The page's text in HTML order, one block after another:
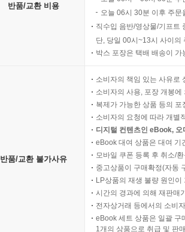
반품/교환 비용
오늘 06시 30분 이후 주
직수입 음반/영상물/기프트
단, 당일 00시~13시 사이의
박스 포장은 택배 배송이
반품/교환 불가사유
소비자의 책임 있는 사유로
소비자의 사용, 포장 개봉
복제가 가능한 상품 등의
소비자의 요청에 따라 개별
디지털 컨텐츠인 eBook,
eBook 대여 상품은 대여 기
모바일 쿠폰 등록 후 취소/
중고상품이 구매확정(자동
LP상품의 재생 불량 원인
시간의 경과에 의해 재판매
전자상거래 등에서의 소비
eBook 세트 상품은 일괄 구
1개의 상품으로 취급 및 판